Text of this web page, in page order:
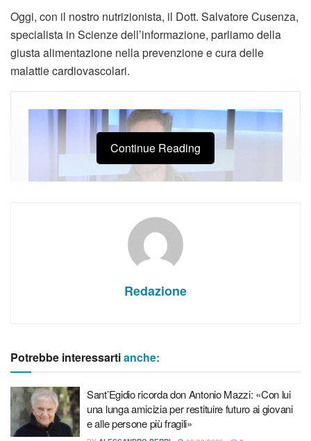
Oggi, con il nostro nutrizionista, il Dott. Salvatore Cusenza,
specialista in Scienze dell’informazione, parliamo della
giusta alimentazione nella prevenzione e cura delle
malattie cardiovascolari.
Continue Reading
Redazione
Potrebbe interessartianche:
Sant’Egidio ricorda don Antonio Mazzi: «Con lui
una lunga amicizia per restituire futuro ai giovani
e alle persone più fragili»